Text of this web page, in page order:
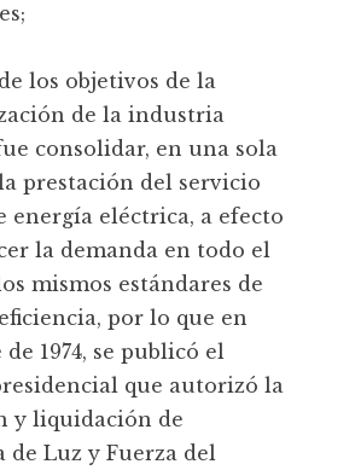
los objetivos de la
de la industria
consolidar, en una sola
prestación del servicio
energía eléctrica, a efecto
la demanda en todo el
mismos estándares de
por lo que en
1974, se publicó el
que autorizó la
y liquidación de
de Luz y Fuerza del